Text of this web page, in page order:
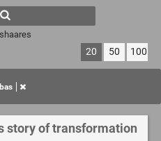
shaares
20 50 100
story of transformation